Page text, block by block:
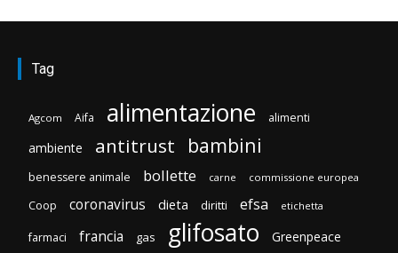
Tag
Agcom Aifa alimentazione alimenti
ambiente antitrust bambini
benessere animale bollette carne commissione europea
Coop coronavirus dieta diritti efsa etichetta
farmaci francia gas glifosato Greenpeace